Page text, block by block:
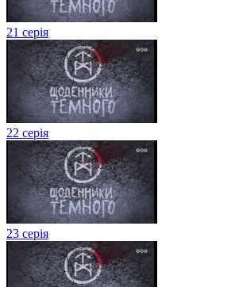
21 серія
22 серія
23 серія